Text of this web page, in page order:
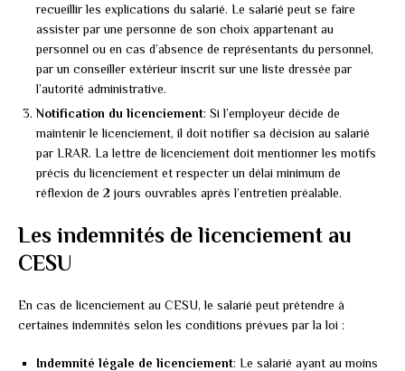
recueillir les explications du salarié. Le salarié peut se faire
assister par une personne de son choix appartenant au
personnel ou en cas d’absence de représentants du personnel,
par un conseiller extérieur inscrit sur une liste dressée par
l’autorité administrative.
Notification du licenciement: Si l’employeur décide de
maintenir le licenciement, il doit notifier sa décision au salarié
par LRAR. La lettre de licenciement doit mentionner les motifs
précis du licenciement et respecter un délai minimum de
réflexion de 2 jours ouvrables après l’entretien préalable.
Les indemnités de licenciement au
CESU
En cas de licenciement au CESU, le salarié peut prétendre à
certaines indemnités selon les conditions prévues par la loi :
Indemnité légale de licenciement: Le salarié ayant au moins